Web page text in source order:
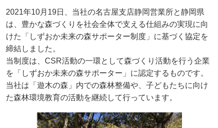
2021年10月19日、当社の名古屋支店静岡営業所と静岡県
は、豊かな森づくりを社会全体で支える仕組みの実現に向
けた「しずおか未来の森サポーター制度」に基づく協定を
締結しました。
当制度は、CSR活動の一環として森づくり活動を行う企業
を「しずおか未来の森サポーター」に認定するものです。
当社は「遊木の森」内での森林整備や、子どもたちに向け
た森林環境教育の活動を継続して行っています。